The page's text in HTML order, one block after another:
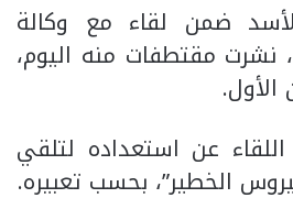
ضمن لقاء مع وكالة
نشرت مقتطفات منه اليوم،
عن استعداده لتلقي
الخطير”، بحسب تعبيره.